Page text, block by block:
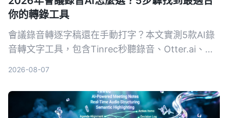
你的轉錄工具
會議錄音轉逐字稿還在手動打字？本文實測5款AI錄
音轉文字工具，包含Tinrec秒聽錄音、Otter.ai、
的會議記錄幫手。
2026-08-07